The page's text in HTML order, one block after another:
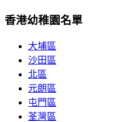
香港幼稚園名單
大埔區
沙田區
北區
元朗區
屯門區
荃灣區